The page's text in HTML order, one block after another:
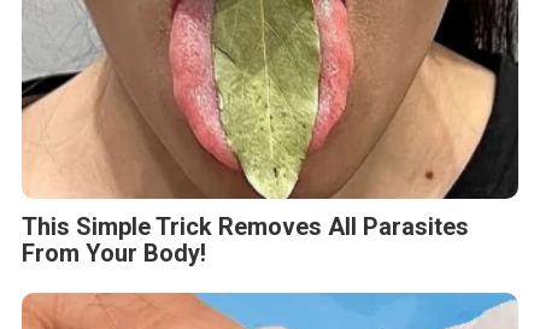
This Simple Trick Removes All Parasites
From Your Body!